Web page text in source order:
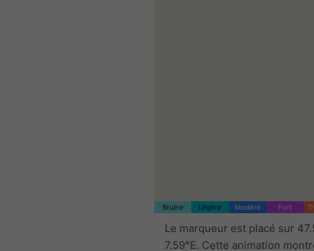
Bruine Légère Modéré Fort
Le marqueur est placé sur
7.59°E. Cette animation